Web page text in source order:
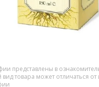
представлены в
товара может отличаться